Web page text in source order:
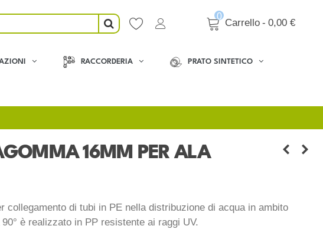
0
Carrello - 0,00 €
RACCORDERIA PRATO SINTETICO
16MM PER ALA
collegamento di tubi in PE nella distribuzione di acqua in ambito
è realizzato in PP resistente ai raggi UV.